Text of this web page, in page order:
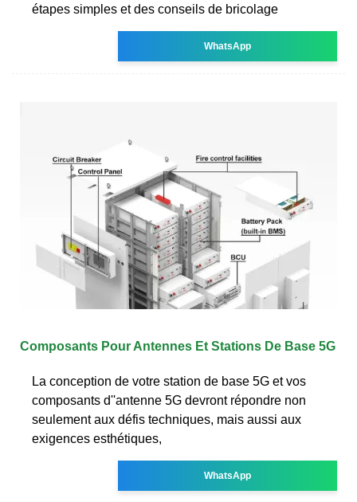
étapes simples et des conseils de bricolage
WhatsApp
Composants Pour Antennes Et Stations De Base 5G
La conception de votre station de base 5G et vos
composants d''antenne 5G devront répondre non
seulement aux défis techniques, mais aussi aux
exigences esthétiques,
WhatsApp